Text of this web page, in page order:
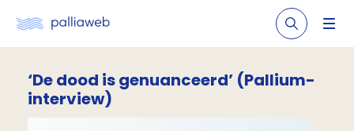
‘De dood is genuanceerd’ (Pallium-
interview)